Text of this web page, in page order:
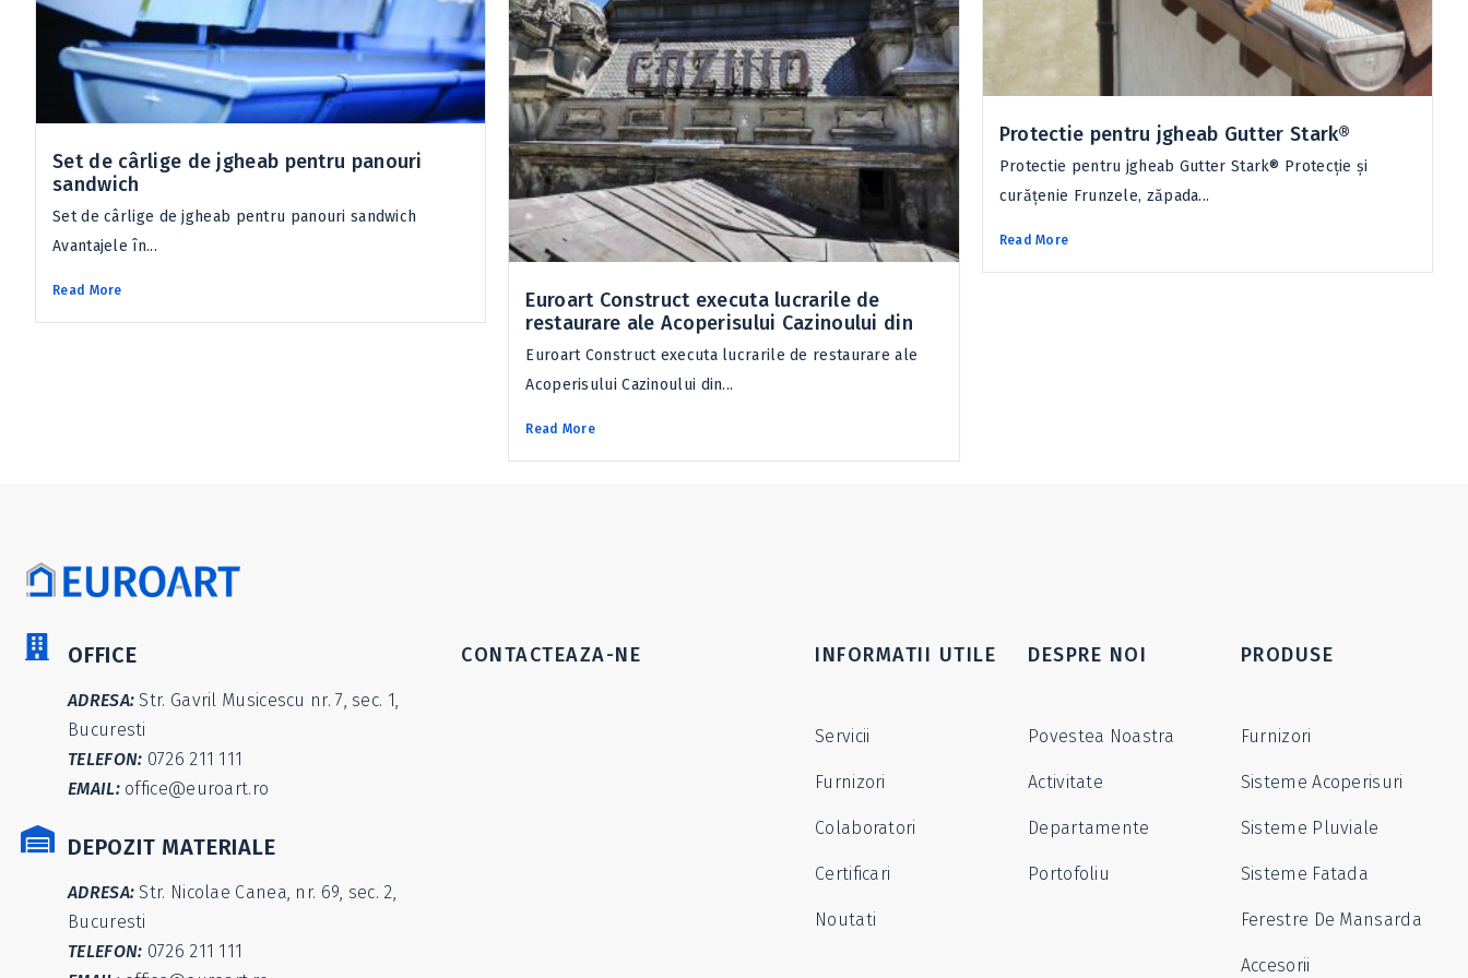
Set de cârlige de jgheab pentru panouri
sandwich
Set de cârlige de jgheab pentru panouri sandwich
Avantajele în...
Read More
Euroart Construct executa lucrarile de
restaurare ale Acoperisului Cazinoului din
Euroart Construct executa lucrarile de restaurare ale
Acoperisului Cazinoului din...
Read More
Protectie pentru jgheab Gutter Stark®
Protectie pentru jgheab Gutter Stark® Protecţie şi
curăţenie Frunzele, zăpada...
Read More
OFFICE
ADRESA: Str. Gavril Musicescu nr. 7, sec. 1,
Bucuresti
TELEFON: 0726 211 111
EMAIL:office@euroart.ro
DEPOZIT MATERIALE
ADRESA: Str. Nicolae Canea, nr. 69, sec. 2,
Bucuresti
TELEFON: 0726 211 111
CONTACTEAZA-NE INFORMATII UTILE
Servicii
Furnizori
Colaboratori
Certificari
Noutati
DESPRE NOI
Povestea Noastra
Activitate
Departamente
Portofoliu
PRODUSE
Furnizori
Sisteme Acoperisuri
Sisteme Pluviale
Sisteme Fatada
Ferestre De Mansarda
Accesorii